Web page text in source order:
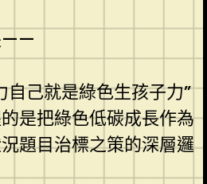
——
自己就是綠色生孩子力”
是把綠色低碳成長作為
題目治標之策的深層邏